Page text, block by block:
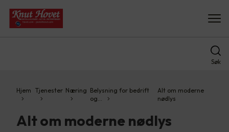
Søk
Hjem Tjenester Næring Belysning for bedrift
og…
Alt om moderne
nødlys
Alt om moderne nødlys